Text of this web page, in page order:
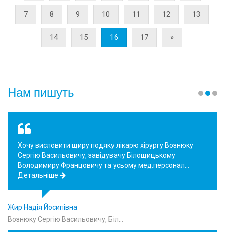
7 8 9 10 11 12 13
14 15 16 17 »
Нам пишуть
Хочу висловити щиру подяку лікарю хірургу Вознюку
Сергію Васильовичу, завідувачу Білощицькому
Володимиру Францовичу та усьому мед.персонал…
Детальніше
Жир Надія Йосипівна
Вознюку Сергію Васильовичу, Біл…